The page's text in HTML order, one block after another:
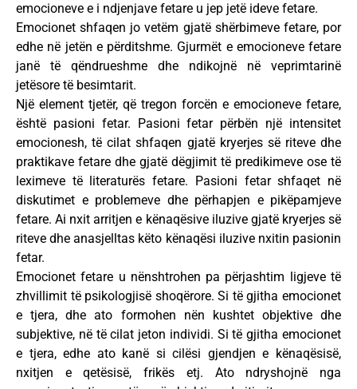
emocioneve e i ndjenjave fetare u jep jetë ideve fetare.
Emocionet shfaqen jo vetëm gjatë shërbimeve fetare, por
edhe në jetën e përditshme. Gjurmët e emocioneve fetare
janë të qëndrueshme dhe ndikojnë në veprimtarinë
jetësore të besimtarit.
Një element tjetër, që tregon forcën e emocioneve fetare,
është pasioni fetar. Pasioni fetar përbën një intensitet
emocionesh, të cilat shfaqen gjatë kryerjes së riteve dhe
praktikave fetare dhe gjatë dëgjimit të predikimeve ose të
leximeve të literaturës fetare. Pasioni fetar shfaqet në
diskutimet e problemeve dhe përhapjen e pikëpamjeve
fetare. Ai nxit arritjen e kënaqësive iluzive gjatë kryerjes së
riteve dhe anasjelltas këto kënaqësi iluzive nxitin pasionin
fetar.
Emocionet fetare u nënshtrohen pa përjashtim ligjeve të
zhvillimit të psikologjisë shoqërore. Si të gjitha emocionet
e tjera, dhe ato formohen nën kushtet objektive dhe
subjektive, në të cilat jeton individi. Si të gjitha emocionet
e tjera, edhe ato kanë si cilësi gjendjen e kënaqësisë,
nxitjen e qetësisë, frikës etj. Ato ndryshojnë nga